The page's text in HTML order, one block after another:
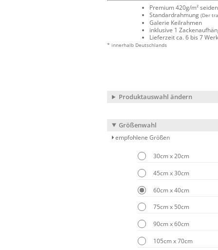
Premium 420g/m²
Standardrahmung (Der
Galerie Keilrahmen
inklusive 1
Lieferzeit ca. 6 bis 7
* innerhalb Deutschlands
Produktauswahl ändern
Größenwahl
empfohlene Größen
30cm x 20cm
45cm x 30cm
60cm x 40cm
75cm x 50cm
90cm x 60cm
105cm x 70cm